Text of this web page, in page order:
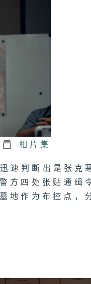
维
波
维
挫
连指
相片集
速判断出是张克
方四处张贴通缉
地作为布控点，